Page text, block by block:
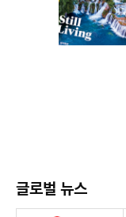
글로벌 뉴스